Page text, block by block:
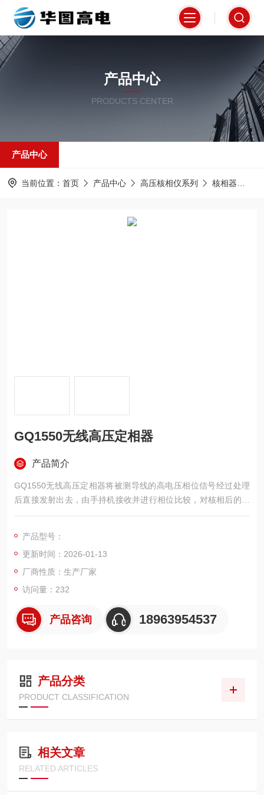
产品中心
PRODUCTS CENTER
产品中心
当前位置： 首页 产品中心 高压核相仪系列 核相器
GQ1550无线高压定相器
产品简介
GQ1550无线高压定相器将被测导线的高电压相位信号经过处理
后直接发射出去，由手持机接收并进行相位比较，对核相后的结
果定性，实时显示相位角度差和矢量图。
产品型号：
更新时间：2026-01-13
厂商性质：生产厂家
访问量：232
产品咨询 18963954537
产品分类
PRODUCT CLASSIFICATION
相关文章
RELATED ARTICLES